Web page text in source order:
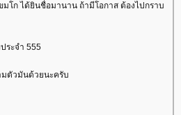
โก ได้ยินชื่อมานาน ถ้ามีโอกาส ต้องไปกราบ
ระจำ 555
มตัวมันด้วยนะครับ